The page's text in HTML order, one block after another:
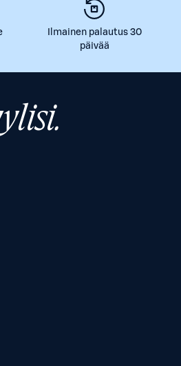
Ilmainen palautus 30
päivää